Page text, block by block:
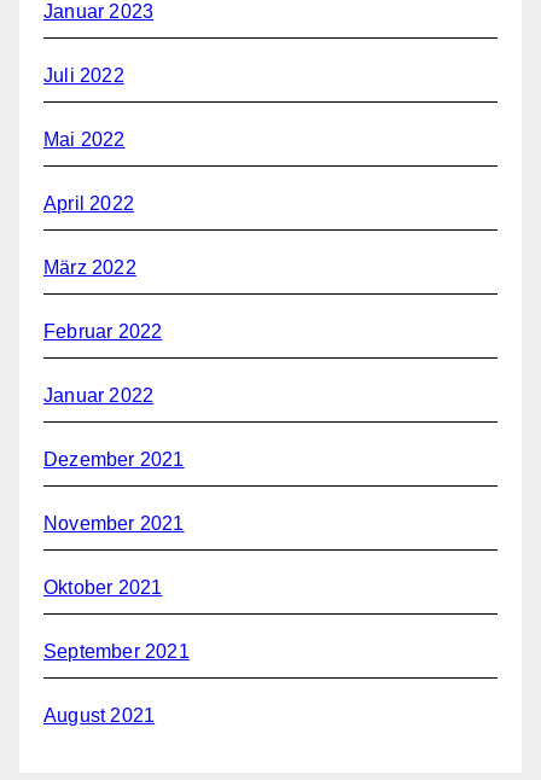
Januar 2023
Juli 2022
Mai 2022
April 2022
März 2022
Februar 2022
Januar 2022
Dezember 2021
November 2021
Oktober 2021
September 2021
August 2021